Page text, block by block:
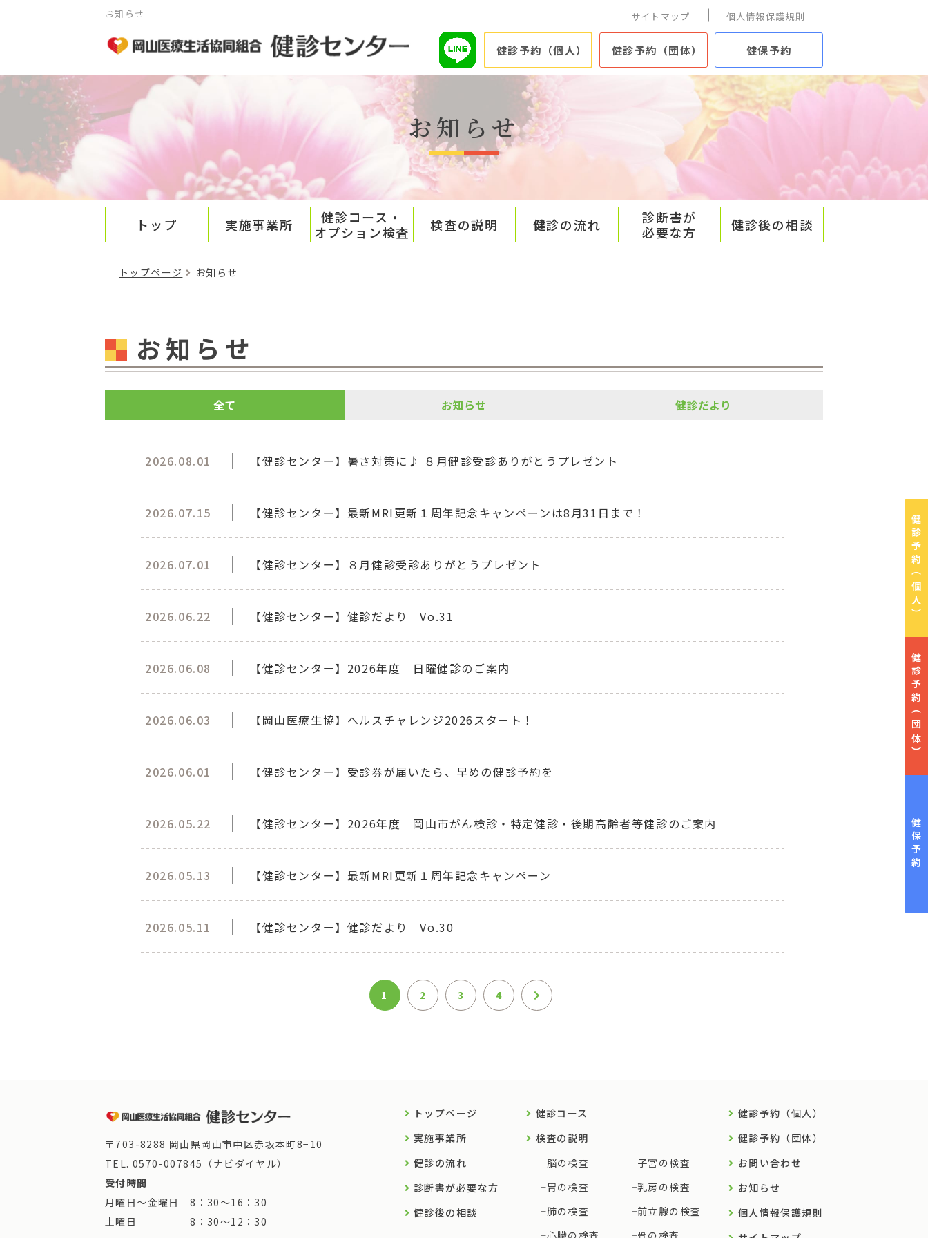
お知らせ サイトマップ 個人情報保護規則
健診予約（個人） 健診予約（団体） 健保予約
お知らせ
健診予約
（個人）
健診予約
（団体）
健保予約
トップ 実施事業所
健診コース・
オプション検査
検査の説明 健診の流れ
診断書が
必要な方
健診後の相談
トップページ お知らせ
お知らせ
全て お知らせ 健診だより
2026.08.01 【健診センター】暑さ対策に♪ ８月健診受診ありがとうプレゼント
2026.07.15 【健診センター】最新MRI更新１周年記念キャンペーンは8月31日まで！
2026.07.01 【健診センター】８月健診受診ありがとうプレゼント
2026.06.22 【健診センター】健診だより Vo.31
2026.06.08 【健診センター】2026年度 日曜健診のご案内
2026.06.03 【岡山医療生協】ヘルスチャレンジ2026スタート！
2026.06.01 【健診センター】受診券が届いたら、早めの健診予約を
2026.05.22 【健診センター】2026年度 岡山市がん検診・特定健診・後期高齢者等健診のご案内
2026.05.13 【健診センター】最新MRI更新１周年記念キャンペーン
2026.05.11 【健診センター】健診だより Vo.30
1 2 3 4
〒703-8288 岡山県岡山市中区赤坂本町8−10
TEL. 0570-007845（ナビダイヤル）
受付時間
月曜日～金曜日 8：30～16：30
土曜日 8：30～12：30
トップページ
実施事業所
健診の流れ
診断書が必要な方
健診後の相談
健診コース
検査の説明
脳の検査
胃の検査
肺の検査
心臓の検査
子宮の検査
乳房の検査
前立腺の検査
骨の検査
健診予約（個人）
健診予約（団体）
お問い合わせ
お知らせ
個人情報保護規則